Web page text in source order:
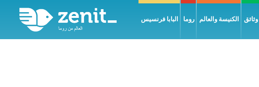
البابا فرنسيس روما الكنيسة والعالم وثائق